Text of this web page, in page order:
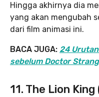
Hingga akhirnya dia
yang akan mengubah
dari film animasi ini.
BACA JUGA: 24
sebelum Doctor
11. The Lion